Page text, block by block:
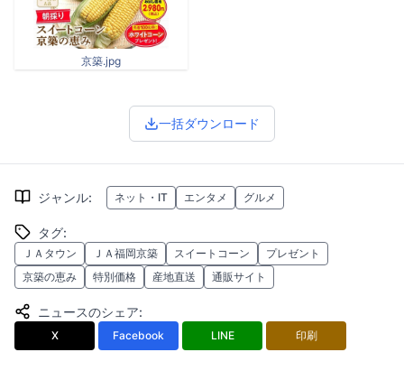
京築.jpg
一括ダウンロード
ジャンル: ネット・IT エンタメ グルメ
タグ:
ＪＡタウン ＪＡ福岡京築 スイートコーン
プレゼント
京築の恵み
特別価格 産地直送 通販サイト
ニュースのシェア:
X Facebook LINE 印刷